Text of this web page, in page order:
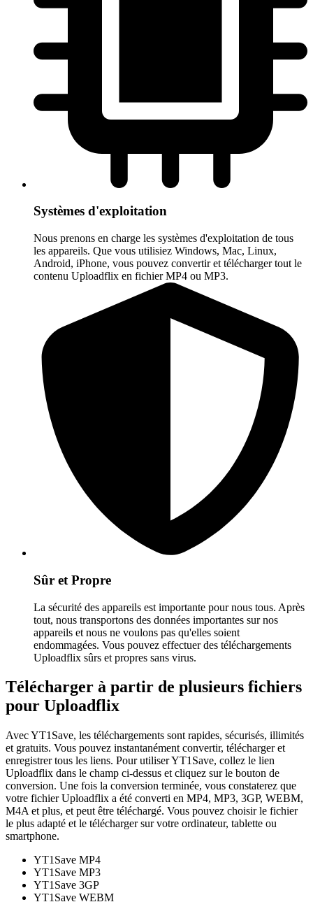
Systèmes d'exploitation
Nous prenons en charge les systèmes d'exploitation de tous
les appareils. Que vous utilisiez Windows, Mac, Linux,
Android, iPhone, vous pouvez convertir et télécharger tout le
contenu Uploadflix en fichier MP4 ou MP3.
Sûr et Propre
La sécurité des appareils est importante pour nous tous. Après
tout, nous transportons des données importantes sur nos
appareils et nous ne voulons pas qu'elles soient
endommagées. Vous pouvez effectuer des téléchargements
Uploadflix sûrs et propres sans virus.
Télécharger à partir de plusieurs fichiers
pour Uploadflix
Avec YT1Save, les téléchargements sont rapides, sécurisés, illimités
et gratuits. Vous pouvez instantanément convertir, télécharger et
enregistrer tous les liens. Pour utiliser YT1Save, collez le lien
Uploadflix dans le champ ci-dessus et cliquez sur le bouton de
conversion. Une fois la conversion terminée, vous constaterez que
votre fichier Uploadflix a été converti en MP4, MP3, 3GP, WEBM,
M4A et plus, et peut être téléchargé. Vous pouvez choisir le fichier
le plus adapté et le télécharger sur votre ordinateur, tablette ou
smartphone.
YT1Save MP4
YT1Save MP3
YT1Save 3GP
YT1Save WEBM